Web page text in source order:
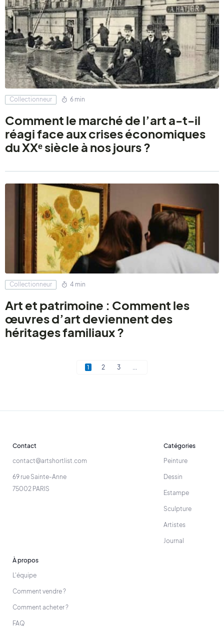
Collectionneur 6 min
Comment le marché de l’art a-t-il
réagi face aux crises économiques
du XXᵉ siècle à nos jours ?
Collectionneur 4 min
Art et patrimoine : Comment les
œuvres d’art deviennent des
héritages familiaux ?
1 2 3 ...
Contact
contact@artshortlist.com
69 rue Sainte-Anne
75002 PARIS
Catégories
Peinture
Dessin
Estampe
Sculpture
Artistes
Journal
À propos
L'équipe
Comment vendre ?
Comment acheter ?
FAQ